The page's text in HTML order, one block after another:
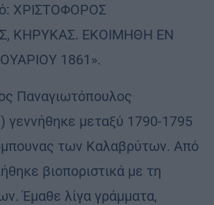
ΧΡΙΣΤΟΦΟΡΟΣ
ΚΗΡΥΚΑΣ. ΕΚΟΙΜΗΘΗ ΕΝ
1861».
Παναγιωτόπουλος
γεννήθηκε μεταξύ 1790-1795
των Καλαβρύτων. Από
βιοποριστικά με τη
Έμαθε λίγα γράμματα,